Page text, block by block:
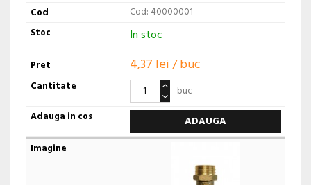
Cod: 40000001
In stoc
4,37 lei / buc
buc
ADAUGA